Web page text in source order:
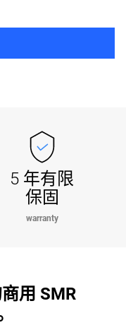
5 年有限
保固
warranty
用 SMR